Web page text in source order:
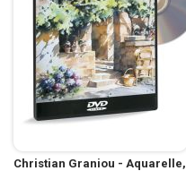
Christian Graniou - Aquarelle,